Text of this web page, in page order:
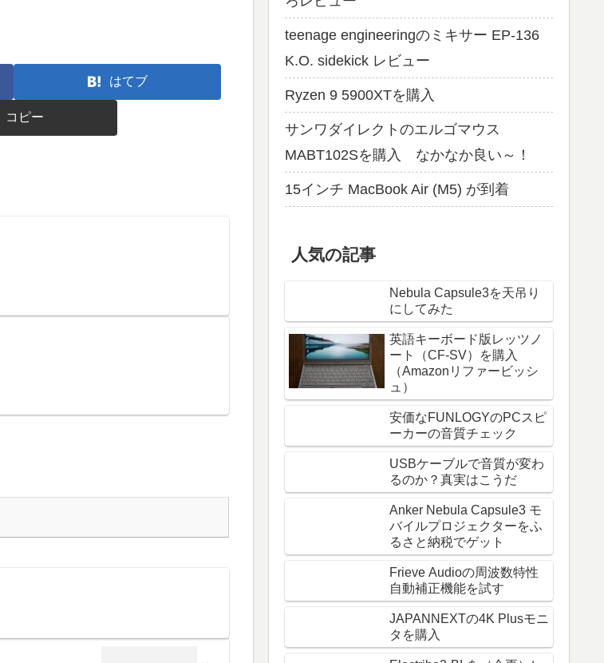
はてブ
コピー
teenage engineeringのミキサー EP-136
K.O. sidekick レビュー
Ryzen 9 5900XTを購入
サンワダイレクトのエルゴマウス
MABT102Sを購入 なかなか良い～！
15インチ MacBook Air (M5) が到着
人気の記事
Nebula Capsule3を天吊り
にしてみた
英語キーボード版レッツノ
ート（CF-SV）を購入
（Amazonリファービッシ
ュ）
安価なFUNLOGYのPCスピ
ーカーの音質チェック
USBケーブルで音質が変わ
るのか？真実はこうだ
Anker Nebula Capsule3 モ
バイルプロジェクターをふ
るさと納税でゲット
Frieve Audioの周波数特性
自動補正機能を試す
JAPANNEXTの4K Plusモニ
タを購入